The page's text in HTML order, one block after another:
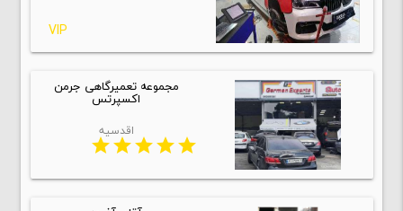
VIP
مجموعه تعمیرگاهی جرمن
اکسپرتس
اقدسیه
star
star
star
star
star